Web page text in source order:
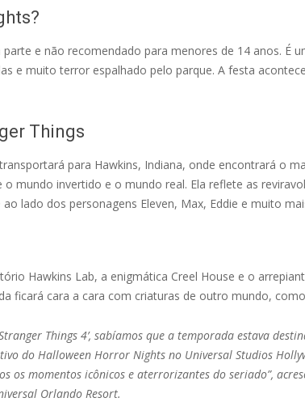
e não recomendado para menores de 14 anos. É
e muito terror espalhado pelo parque. A festa
Things
para Hawkins, Indiana, onde encontrará o
mundo invertido e o mundo real. Ela reflete as
lado dos personagens Eleven, Max, Eddie e muito
Hawkins Lab, a enigmática Creel House e o
ficará cara a cara com criaturas de outro mundo,
Things 4’, sabíamos que a temporada estava
do Halloween Horror Nights no Universal Studios
os momentos icônicos e aterrorizantes do seriado”,
Orlando Resort.